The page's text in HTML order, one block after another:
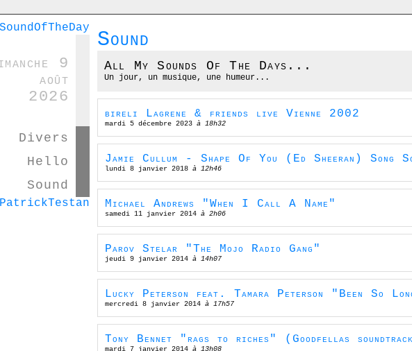
9
août
2026
Divers
Hello
Sound
Sound
All My Sounds Of The Days...
Un jour, un musique, une humeur...
bireli Lagrene & friends live Vienne 2002
mardi 5 décembre 2023 à 18h32
Jamie Cullum - Shape Of You (Ed Sheeran) Song
lundi 8 janvier 2018 à 12h46
Michael Andrews "When I Call A Name"
samedi 11 janvier 2014 à 2h06
Parov Stelar "The Mojo Radio Gang"
jeudi 9 janvier 2014 à 14h07
Lucky Peterson feat. Tamara Peterson "Been So
mercredi 8 janvier 2014 à 17h57
Tony Bennet "rags to riches" (Goodfellas
mardi 7 janvier 2014 à 13h08